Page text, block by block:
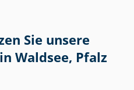
Sie unsere
Waldsee, Pfalz